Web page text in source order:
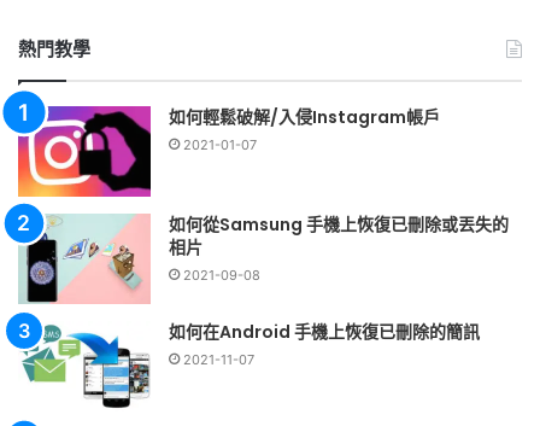
熱門教學
如何輕鬆破解/入侵Instagram帳戶
2021-01-07
如何從Samsung 手機上恢復已刪除或丟失的
相片
2021-09-08
如何在Android 手機上恢復已刪除的簡訊
2021-11-07